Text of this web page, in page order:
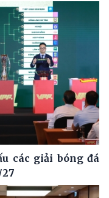
các giải bóng đá